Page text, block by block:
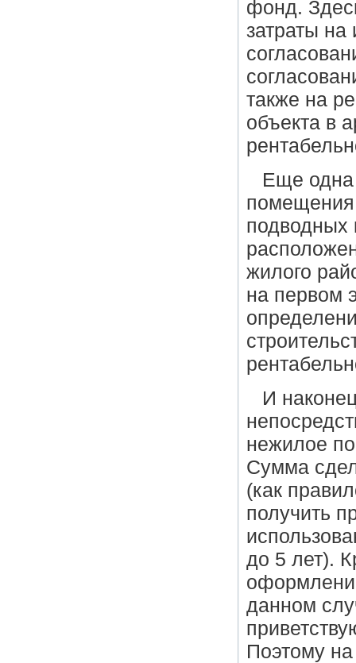
фонд.
затраты на
также на
объекта в
Еще одна
помещения
подводных
жилого
на первом
И
нежилое
Сумма
(как
получить
до 5 лет).
данном
Поэтому